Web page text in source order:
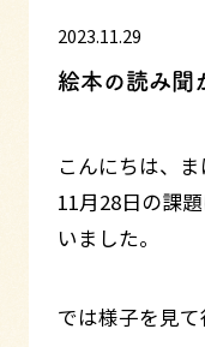
2023.11.29
絵本の読み聞
こんにちは、
11月28日の課
いました。
では様子を見て